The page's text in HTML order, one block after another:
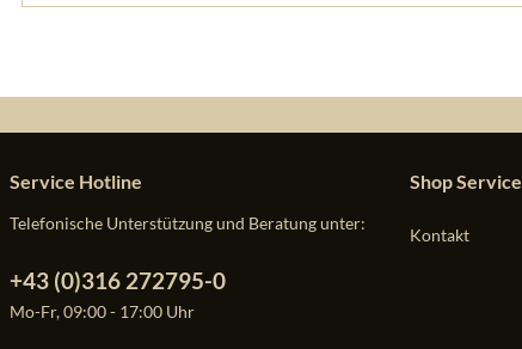
Service Hotline
Telefonische Unterstützung und Beratung unter:
+43 (0)316 272795-0
Mo-Fr, 09:00 - 17:00 Uhr
Shop Service
Kontakt